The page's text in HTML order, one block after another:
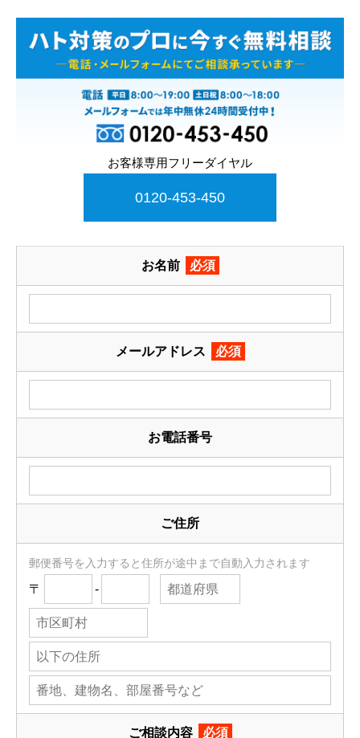
お客様専用フリーダイヤル
0120-453-450
お名前 必須
メールアドレス 必須
お電話番号
ご住所
郵便番号を入力すると住所が途中まで自動入力されます
〒 -
ご相談内容 必須